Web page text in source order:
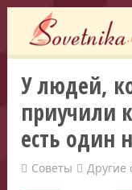
У людей,
приучили
есть один
Советы Другие